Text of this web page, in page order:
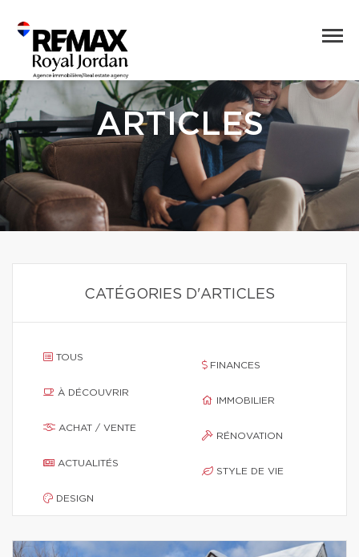
ARTICLES
CATÉGORIES D'ARTICLES
TOUS
À DÉCOUVRIR
ACHAT / VENTE
ACTUALITÉS
DESIGN
FINANCES
IMMOBILIER
RÉNOVATION
STYLE DE VIE